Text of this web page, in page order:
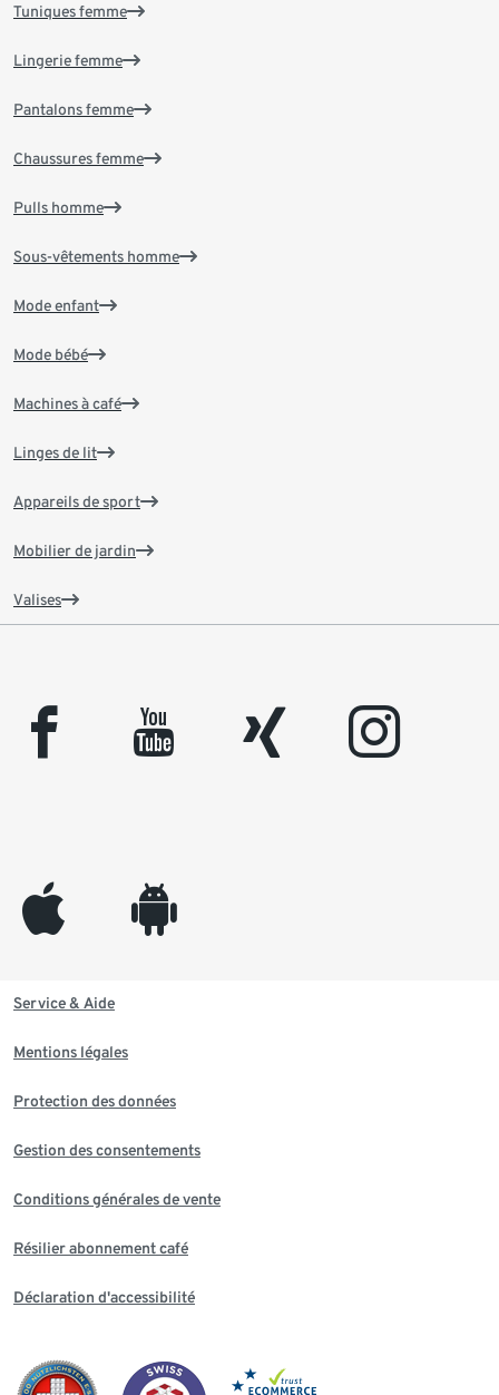
Tuniques femme
Lingerie femme
Pantalons femme
Chaussures femme
Pulls homme
Sous-vêtements homme
Mode enfant
Mode bébé
Machines à café
Linges de lit
Appareils de sport
Mobilier de jardin
Valises
facebook youtube xing instagram
appleinc android
Service & Aide
Mentions légales
Protection des données
Gestion des consentements
Conditions générales de vente
Résilier abonnement café
Déclaration d'accessibilité